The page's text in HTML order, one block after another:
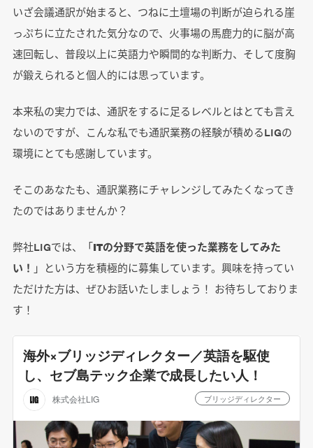
いざ会議通訳が始まると、つねに土壇場の判断が迫られる崖
っぷちに立たされた気分なので、火事場の馬鹿力的に脳が高
速回転し、普段以上に英語力や瞬間的な判断力、そして度胸
が鍛えられると個人的には思っています。
本来私の実力では、通訳をするに足るレベルとはとても言え
ないのですが、こんな私でも通訳業務の経験が積めるLIGの
環境にとても感謝しています。
そこのあなたも、通訳業務にチャレンジしてみたくなってき
たのではありませんか？
弊社LIGでは、「ITの分野で英語を使った業務をしてみた
い！ 」という方を積極的に募集しています。興味を持ってい
ただけた方は、ぜひお話いたしましょう！ お待ちしておりま
す！